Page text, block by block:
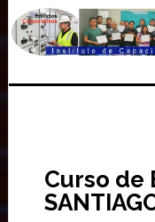
principal
Curso de